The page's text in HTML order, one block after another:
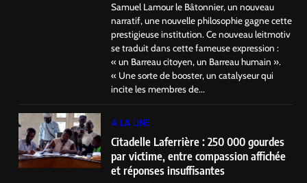
Samuel Lamour le Bâtonnier, un nouveau
narratif, une nouvelle philosophie gagne cette
prestigieuse institution. Ce nouveau leitmotiv
se traduit dans cette fameuse expression :
« un Barreau citoyen, un Barreau humain ».
« Une sorte de booster, un catalyseur qui
incite les membres de...
A LA UNE
Citadelle Laferrière : 250 000 gourdes
par victime, entre compassion affichée
et réponses insuffisantes